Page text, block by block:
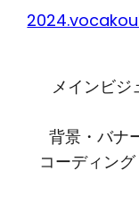
メインビジ
背景・バナ
コーディン